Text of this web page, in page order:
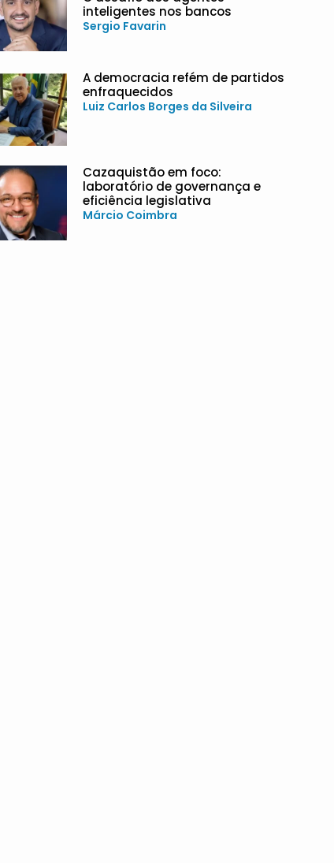
inteligentes nos bancos
Sergio Favarin
A democracia refém de partidos
enfraquecidos
Luiz Carlos Borges da Silveira
Cazaquistão em foco:
laboratório de governança e
eficiência legislativa
Márcio Coimbra